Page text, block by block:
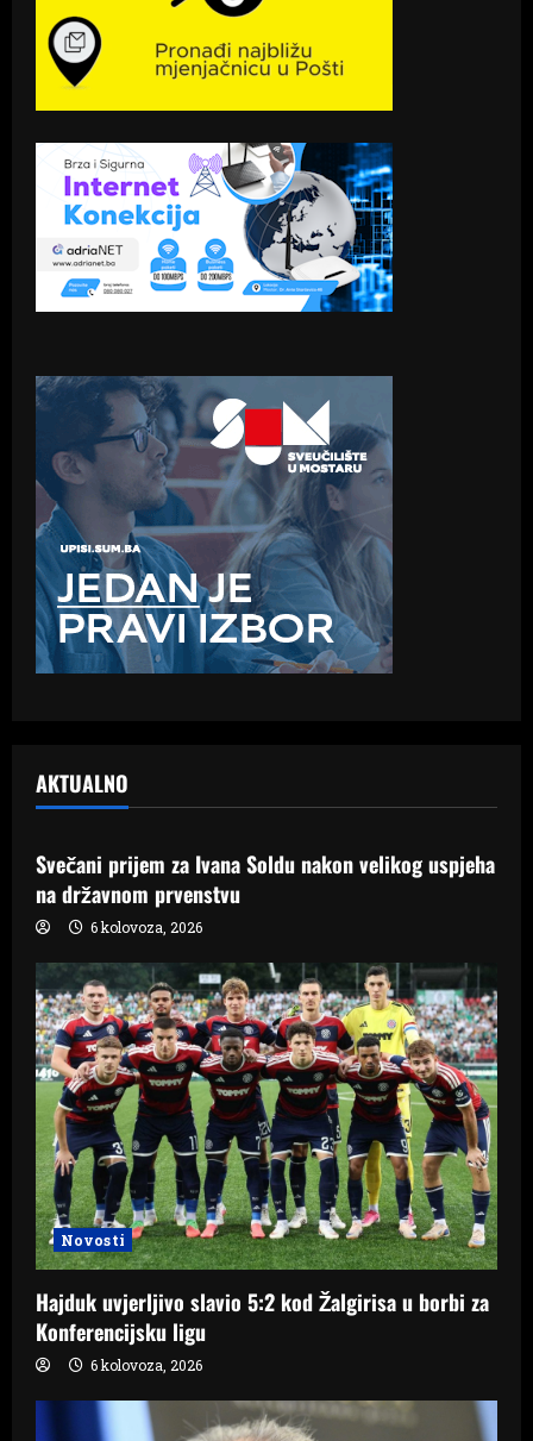
AKTUALNO
Samo Hercegovina
Svečani prijem za Ivana Soldu nakon velikog uspjeha
na državnom prvenstvu
6 kolovoza, 2026
Novosti
Hajduk uvjerljivo slavio 5:2 kod Žalgirisa u borbi za
Konferencijsku ligu
6 kolovoza, 2026